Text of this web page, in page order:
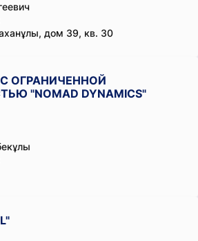
дом 39, кв. 30
ОГРАНИЧЕННОЙ
"NOMAD DYNAMICS"